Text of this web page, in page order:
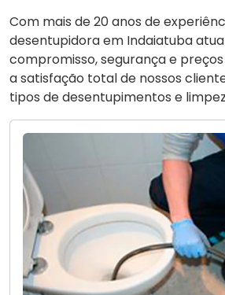
Com mais de 20 anos de
desentupidora em Indaiatuba
compromisso, segurança e
a satisfação total de nossos
tipos de desentupimentos e